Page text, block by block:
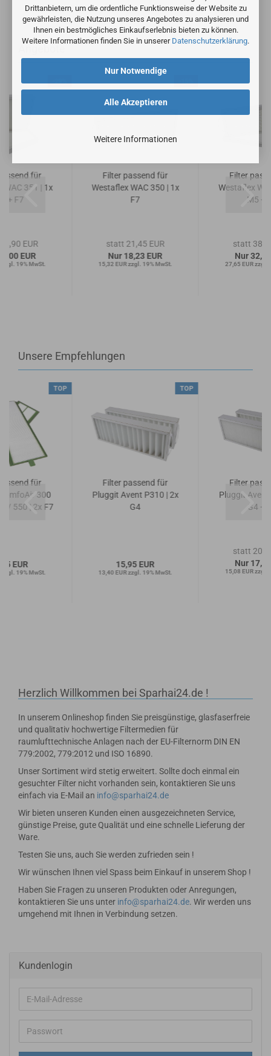
Drittanbietern, um die ordentliche Funktionsweise der Website zu
gewährleisten, die Nutzung unseres Angebotes zu analysieren und
Ihnen ein bestmögliches Einkaufserlebnis bieten zu können.
Weitere Informationen finden Sie in unserer Datenschutzerklärung.
Alle Akzeptieren
Nur Notwendige
Weitere Informationen
für
WAC 351 | 1x
+ F7
EUR
EUR
zzgl. 19% MwSt.
Filter passend für
Westaflex WAC 350 | 1x
F7
statt 21,45 EUR
Nur 18,23 EUR
15,32 EUR zzgl. 19% MwSt.
Filter
Westaflex
M5 +
statt
Nur
27,65 EUR zzgl.
Unsere Empfehlungen
TOP
für
300
/ 550 | 2x F7
EUR
zzgl. 19% MwSt.
TOP
Filter passend für
Pluggit Avent P310 | 2x
G4
15,95 EUR
13,40 EUR zzgl. 19% MwSt.
Filter
Pluggit Avent
G4 +
statt
Nur
15,08 EUR zzgl.
Herzlich Willkommen bei Sparhai24.de !
In unserem Onlineshop finden Sie preisgünstige, glasfaserfreie
und qualitativ hochwertige Filtermedien für
raumlufttechnische Anlagen nach der EU-Filternorm DIN EN
779:2002, 779:2012 und ISO 16890.
Unser Sortiment wird stetig erweitert. Sollte doch einmal ein
gesuchter Filter nicht vorhanden sein, kontaktieren Sie uns
einfach via E-Mail an info@sparhai24.de
Wir bieten unseren Kunden einen ausgezeichneten Service,
günstige Preise, gute Qualität und eine schnelle Lieferung der
Ware.
Testen Sie uns, auch Sie werden zufrieden sein !
Wir wünschen Ihnen viel Spass beim Einkauf in unserem Shop !
Haben Sie Fragen zu unseren Produkten oder Anregungen,
kontaktieren Sie uns unter info@sparhai24.de. Wir werden uns
umgehend mit Ihnen in Verbindung setzen.
Kundenlogin
E-
Mail-
Adresse
Passwort